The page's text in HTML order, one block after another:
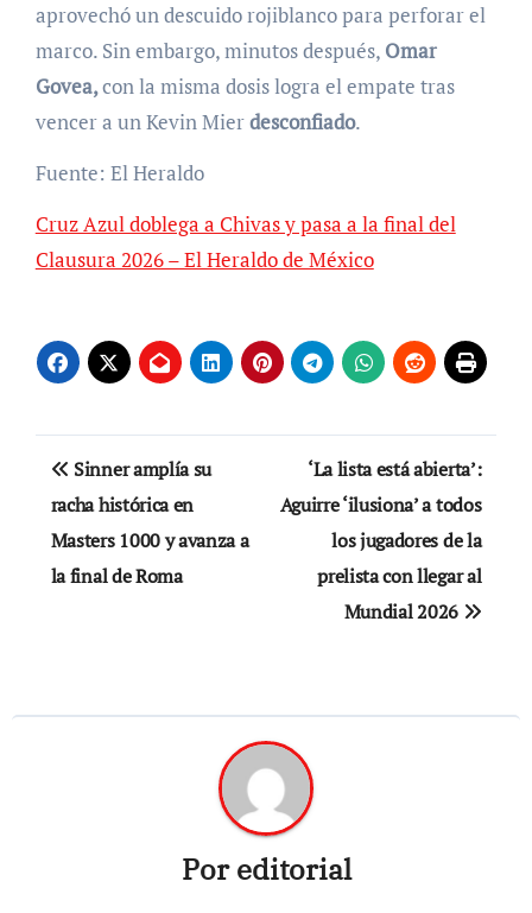
aprovechó un descuido rojiblanco para perforar el
marco. Sin embargo, minutos después, Omar
Govea,con la misma dosis logra el empate tras
vencer a un Kevin Mierdesconfiado.
Fuente: El Heraldo
Cruz Azul doblega a Chivas y pasa a la final del
Clausura 2026 – El Heraldo de México
Navegación
de
entradas
Sinner amplía su
racha histórica en
Masters 1000 y avanza a
la final de Roma
‘La lista está abierta’:
Aguirre ‘ilusiona’ a todos
los jugadores de la
prelista con llegar al
Mundial 2026
Poreditorial